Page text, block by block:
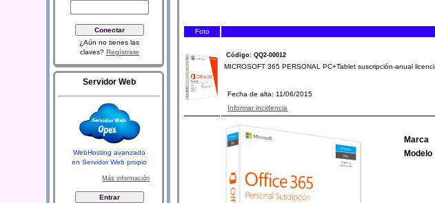
¿Aún no tienes las
claves? Regístrate
Servidor Web
WebHosting avanzado
en Servidor Web propio
Más información
Foto
Código: QQ2-00012
MICROSOFT 365 PERSONAL PC+Tablet suscripción-anual
Fecha de alta: 11/06/2015
Informar incidencia
Marca
Modelo